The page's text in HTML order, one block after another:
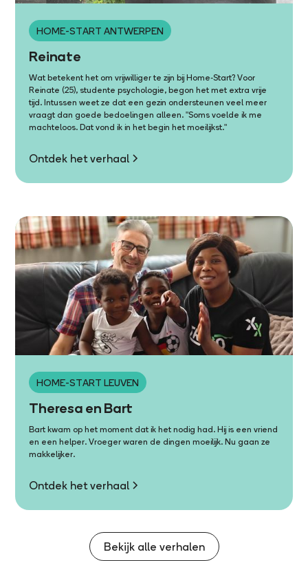
HOME-START ANTWERPEN
Reinate
Wat betekent het om vrijwilliger te zijn bij Home-Start? Voor
Reinate (25), studente psychologie, begon het met extra vrije
tijd. Intussen weet ze dat een gezin ondersteunen veel meer
vraagt dan goede bedoelingen alleen. "Soms voelde ik me
machteloos. Dat vond ik in het begin het moeilijkst."
Ontdek het verhaal
HOME-START LEUVEN
Theresa en Bart
Bart kwam op het moment dat ik het nodig had. Hij is een vriend
en een helper. Vroeger waren de dingen moeilijk. Nu gaan ze
makkelijker.
Ontdek het verhaal
Bekijk alle verhalen